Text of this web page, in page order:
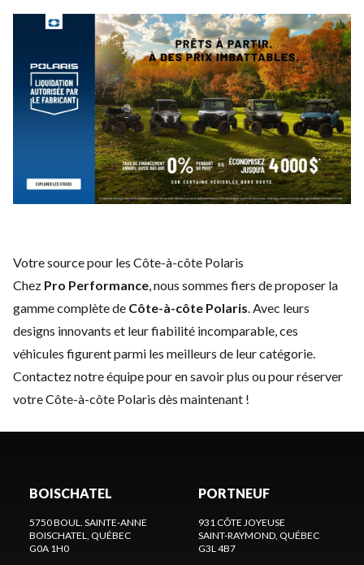
Votre source pour les Côte-à-côte Polaris
Chez Pro Performance, nous sommes fiers de proposer la
gamme complète de Côte-à-côte Polaris. Avec leurs
designs innovants et leur fiabilité incomparable, ces
véhicules figurent parmi les meilleurs de leur catégorie.
Contactez notre équipepour en savoir plus ou pour réserver
votre Côte-à-côte Polaris dès maintenant !
BOISCHATEL
5750 BOUL. SAINTE-ANNE
BOISCHATEL, QUÉBEC
G0A 1H0
PORTNEUF
931 CÔTE JOYEUSE
SAINT-RAYMOND, QUÉBEC
G3L 4B7